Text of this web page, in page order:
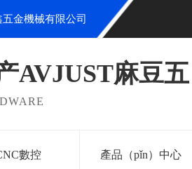
金機械有限公司
AVJUST麻豆
數控 產品（pǐn）中心